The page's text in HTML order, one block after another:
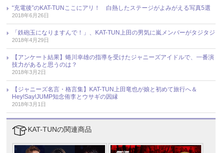
“充電後”のKAT-TUNここにアリ！ 白熱したステージがよみがえる写真5選
2018年6月26日
「鉄砲玉になりますんで！」、KAT-TUN上田の男気に嵐メンバーがタジタジ
2018年4月29日
【アンケート結果】蜷川幸雄の指導を受けたジャニーズアイドルで、一番演
技力があると思うのは？
2018年3月2日
【ジャニーズ名言・格言集】KAT-TUN上田竜也が娘と初めて旅行へ＆
Hey!Say!JUMP知念侑李とウサギの因縁
2018年3月1日
KAT-TUNの関連商品